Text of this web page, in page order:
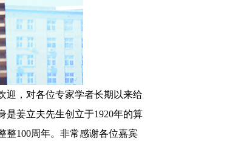
，对各位专家学者长期以来给
是姜立夫先生创立于1920年的算
整100周年。非常感谢各位嘉宾